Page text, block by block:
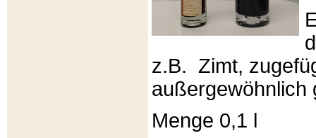
z.B. Zimt,
außergewöhnlich
Menge 0,1 l